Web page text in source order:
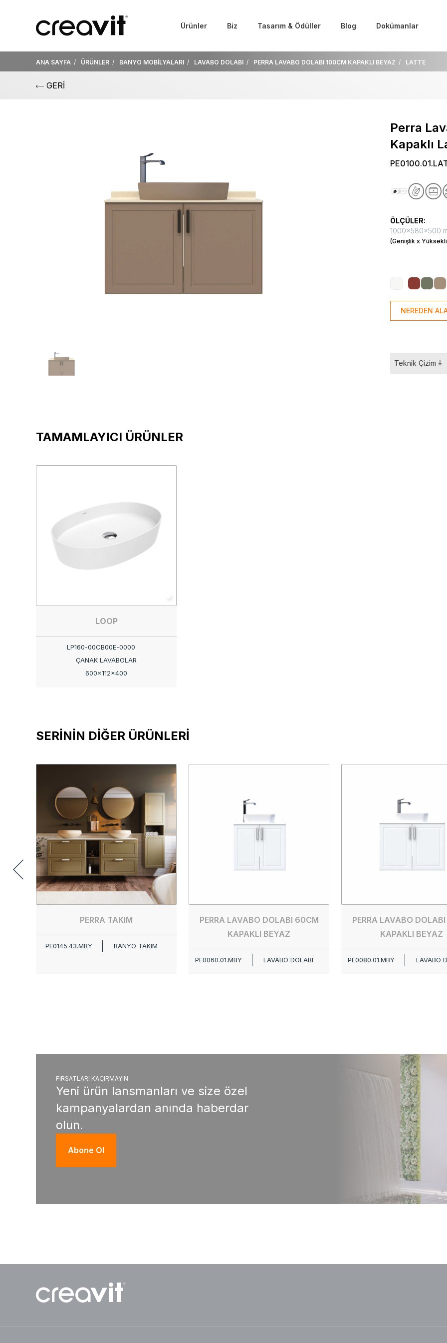
Ürünler Biz Tasarım & Ödüller Blog Dokümanlar
ANA SAYFA ÜRÜNLER BANYO MOBİLYALARI LAVABO DOLABI PERRA LAVABO DOLABI 100CM KAPAKLI BEYAZ LATTE
GERİ
Perra
Kapaklı
ÖLÇÜLER:
1000x580x500
(Genişlik x
NEREDEN
Teknik Çizim
TAMAMLAYICI ÜRÜNLER
LOOP
LP160-00CB00E-0000
ÇANAK LAVABOLAR
600x112x400
SERİNİN DİĞER ÜRÜNLERİ
PERRA TAKIM
PE0145.43.MBY BANYO TAKIM
PERRA LAVABO DOLABI 60CM
KAPAKLI BEYAZ
PE0060.01.MBY LAVABO DOLABI
PERRA LAVABO
KAPAKLI BEYAZ
PE0080.01.MBY LAVABO
FIRSATLARI KAÇIRMAYIN
Yeni ürün lansmanları ve size özel
kampanyalardan anında haberdar
olun.
Abone Ol